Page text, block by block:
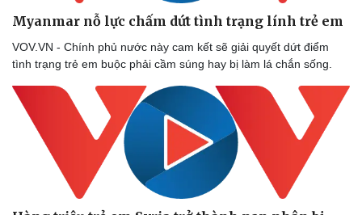
Thể thao
Lịch thi đấu bóng đá
Thế giới thể thao
Ô tô - Xe máy
Xe máy
Tư vấn
Myanmar nỗ lực chấm dứt tình trạng lính trẻ em
VOV.VN - Chính phủ nước này cam kết sẽ giải quyết dứt điểm
tình trạng trẻ em buộc phải cầm súng hay bị làm lá chắn sống.